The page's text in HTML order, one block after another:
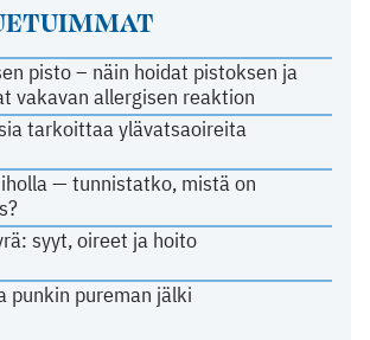
pisto – näin hoidat pistoksen ja
vakavan allergisen reaktion
tarkoittaa ylävatsaoireita
— tunnistatko, mistä on
syyt, oireet ja hoito
punkin pureman jälki